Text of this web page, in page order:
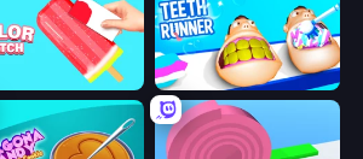
Teeth Runner